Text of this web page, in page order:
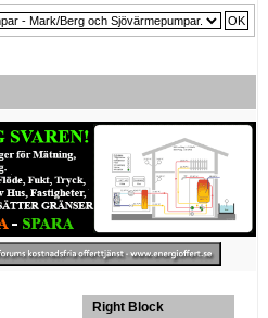
Right Block